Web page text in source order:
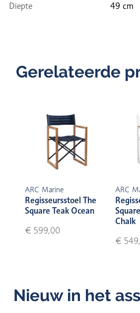
Diepte 49 cm
Gerelateerde
ARC Marine
Regisseursstoel The
Square Teak Ocean
€ 599,00
ARC
Chalk
€
Nieuw in het